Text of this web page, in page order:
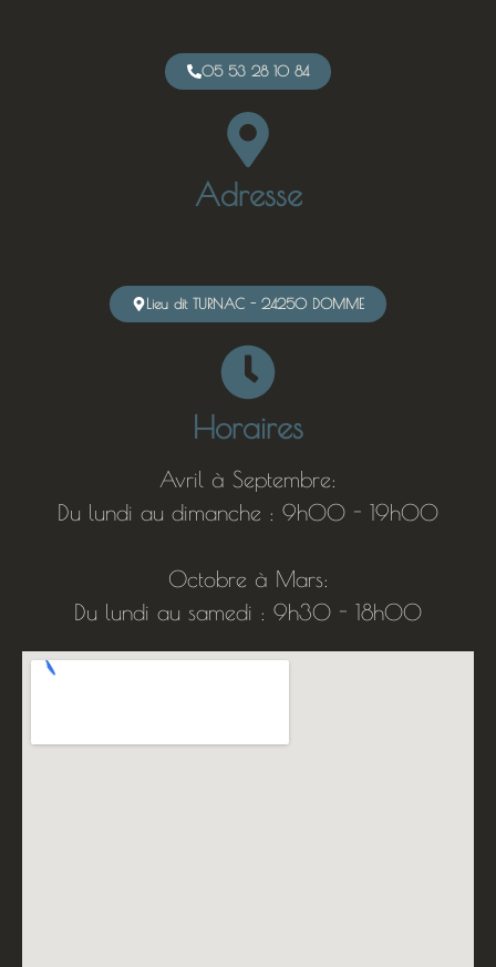
05 53 28 10 84
Adresse
Lieu dit TURNAC - 24250 DOMME
Horaires
Avril à Septembre:
Du lundi au dimanche : 9h00 - 19h00
Octobre à Mars:
Du lundi au samedi : 9h30 - 18h00